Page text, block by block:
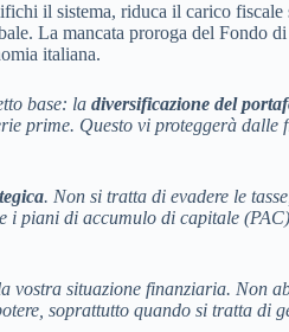
il sistema, riduca il carico
La mancata proroga del Fondo
italiana.
base: la diversificazione del
prime. Questo vi proteggerà
. Non si tratta di evadere le
i piani di accumulo di capitale
vostra situazione finanziaria.
soprattutto quando si tratta di